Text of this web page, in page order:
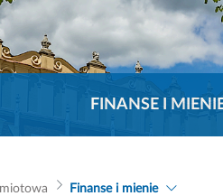
FINANSE I
Finanse i mienie